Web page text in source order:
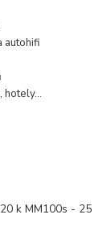
autohifi
hotely...
k MM100s - 25